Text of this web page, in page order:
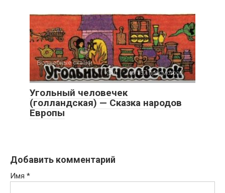
Волшебные сказки
0
157 просмотров
Угольный человечек
(голландская) — Сказка народов
Европы
Добавить комментарий
Имя *